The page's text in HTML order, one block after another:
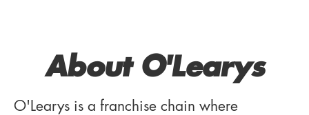
About O'Learys
O'Learys is a franchise chain where